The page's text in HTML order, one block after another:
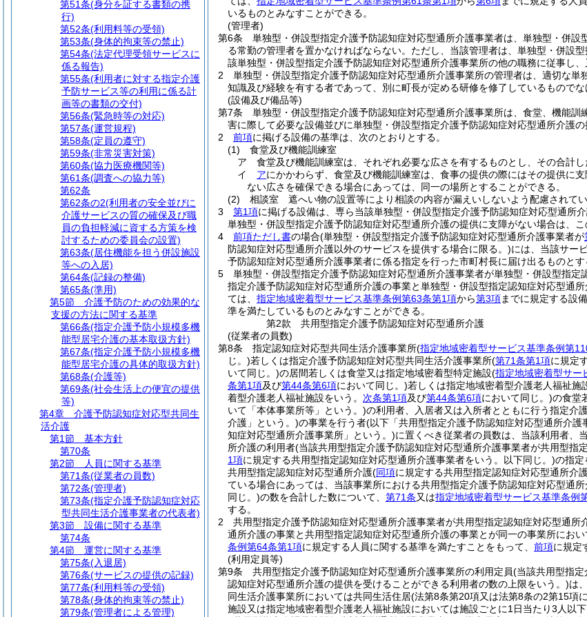
いるものとみなすことができる。
(管理者)
第6条
単独型・併設型指定介護予防認知症対応型通所介護事業者は、単独型・併
る常勤の管理者を置かなければならない。 ただし、当該管理者は、単独型・併設
該単独型・併設型指定介護予防認知症対応型通所介護事業所の他の職務に従事し
2
単独型・併設型指定介護予防認知症対応型通所介護事業所の管理者は、適切な
知識及び経験を有する者であって、別に町長が定める研修を修了しているものでな
(設備及び備品等)
第7条
単独型・併設型指定介護予防認知症対応型通所介護事業所は、食堂、機能
害に際して必要な設備並びに単独型・併設型指定介護予防認知症対応型通所介護
2
前項に掲げる設備の基準は、次のとおりとする。
(1)
食堂及び機能訓練室
ア
食堂及び機能訓練室は、それぞれ必要な広さを有するものとし、その合計
イ
アにかかわらず、食堂及び機能訓練室は、食事の提供の際にはその提供に
ない広さを確保できる場合にあっては、同一の場所とすることができる。
(2)
相談室 遮へい物の設置等により相談の内容が漏えいしないよう配慮されてい
3
第1項に掲げる設備は、専ら当該単独型・併設型指定介護予防認知症対応型通所
単独型・併設型指定介護予防認知症対応型通所介護の提供に支障がない場合は、こ
4
前項ただし書の場合(単独型・併設型指定介護予防認知症対応型通所介護事業者が
防認知症対応型通所介護以外のサービスを提供する場合に限る。)には、当該サー
予防認知症対応型通所介護事業者に係る指定を行った市町村長に届け出るものとす
5
単独型・併設型指定介護予防認知症対応型通所介護事業者が単独型・併設型指
指定介護予防認知症対応型通所介護の事業と単独型・併設型指定認知症対応型通
ては、 指定地域密着型サービス基準条例第63条第1項から第3項までに規定する設
準を満たしているものとみなすことができる。
第2款
共用型指定介護予防認知症対応型通所介護
(従業者の員数)
第8条
指定認知症対応型共同生活介護事業所(指定地域密着型サービス基準条例第
じ。)若しくは指定介護予防認知症対応型共同生活介護事業所(第71条第1項に規定
いて同じ。)の居間若しくは食堂又は指定地域密着型特定施設(指定地域密着型サー
条第1項及び第44条第6項において同じ。)若しくは指定地域密着型介護老人福祉施
着型介護老人福祉施設をいう。 次条第1項及び第44条第6項において同じ。)の食堂
いて「本体事業所等」という。)の利用者、入居者又は入所者とともに行う指定介
介護」という。)の事業を行う者(以下「共用型指定介護予防認知症対応型通所介護
知症対応型通所介護事業所」という。)に置くべき従業者の員数は、当該利用者、
所介護の利用者(当該共用型指定介護予防認知症対応型通所介護事業者が共用型指
1項に規定する共用型指定認知症対応型通所介護事業者をいう。以下同じ。)の指定
共用型指定認知症対応型通所介護(同項に規定する共用型指定認知症対応型通所介
ている場合にあっては、当該事業所における共用型指定介護予防認知症対応型通
同じ。)の数を合計した数について、 第71条又は指定地域密着型サービス基準条例
する。
2
共用型指定介護予防認知症対応型通所介護事業者が共用型指定認知症対応型通
通所介護の事業と共用型指定認知症対応型通所介護の事業とが同一の事業所にお
条例第64条第1項に規定する人員に関する基準を満たすことをもって、 前項に規定
(利用定員等)
第9条
共用型指定介護予防認知症対応型通所介護事業所の利用定員(当該共用型指
認知症対応型通所介護の提供を受けることができる利用者の数の上限をいう。)は
同生活介護事業所においては共同生活住居(法第8条第20項又は法第8条の2第15項
施設又は指定地域密着型介護老人福祉施設においては施設ごとに1日当たり3人以下
第51条(身分を証する書類の携
行)
第52条(利用料等の受領)
第53条(身体的拘束等の禁止)
第54条(法定代理受領サービスに
係る報告)
第55条(利用者に対する指定介護
予防サービス等の利用に係る計
画等の書類の交付)
第56条(緊急時等の対応)
第57条(運営規程)
第58条(定員の遵守)
第59条(非常災害対策)
第60条(協力医療機関等)
第61条(調査への協力等)
第62条
第62条の2(利用者の安全並びに
介護サービスの質の確保及び職
員の負担軽減に資する方策を検
討するための委員会の設置)
第63条(居住機能を担う併設施設
等への入居)
第64条(記録の整備)
第65条(準用)
第5節
介護予防のための効果的な
支援の方法に関する基準
第66条(指定介護予防小規模多機
能型居宅介護の基本取扱方針)
第67条(指定介護予防小規模多機
能型居宅介護の具体的取扱方針)
第68条(介護等)
第69条(社会生活上の便宜の提供
等)
第4章
介護予防認知症対応型共同生
活介護
第1節
基本方針
第70条
第2節
人員に関する基準
第71条(従業者の員数)
第72条(管理者)
第73条(指定介護予防認知症対応
型共同生活介護事業者の代表者)
第3節
設備に関する基準
第74条
第4節
運営に関する基準
第75条(入退居)
第76条(サービスの提供の記録)
第77条(利用料等の受領)
第78条(身体的拘束等の禁止)
第79条(管理者による管理)